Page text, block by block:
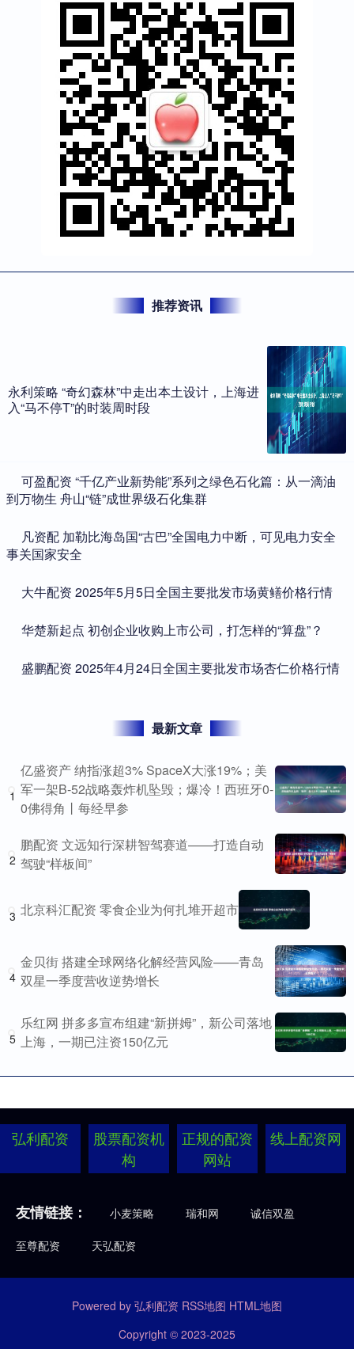
推荐资讯
永利策略 “奇幻森林”中走出本土设计，上海进
入“马不停T”的时装周时段
​可盈配资 “千亿产业新势能”系列之绿色石化篇：从一滴油
到万物生 舟山“链”成世界级石化集群
​凡资配 加勒比海岛国“古巴”全国电力中断，可见电力安全
事关国家安全
​大牛配资 2025年5月5日全国主要批发市场黄鳝价格行情
​华楚新起点 初创企业收购上市公司，打怎样的“算盘”？
​盛鹏配资 2025年4月24日全国主要批发市场杏仁价格行情
最新文章
1
亿盛资产 纳指涨超3% SpaceX大涨19%；美
军一架B-52战略轰炸机坠毁；爆冷！西班牙0-
0佛得角丨每经早参
2
鹏配资 文远知行深耕智驾赛道——打造自动
驾驶“样板间”
3 北京科汇配资 零食企业为何扎堆开超市
4
金贝街 搭建全球网络化解经营风险——青岛
双星一季度营收逆势增长
5
乐红网 拼多多宣布组建“新拼姆”，新公司落地
上海，一期已注资150亿元
弘利配资
股票配资机
构
正规的配资
网站
线上配资网
友情链接： 小麦策略 瑞和网 诚信双盈
至尊配资 天弘配资
Powered by 弘利配资 RSS地图 HTML地图
Copyright © 2023-2025